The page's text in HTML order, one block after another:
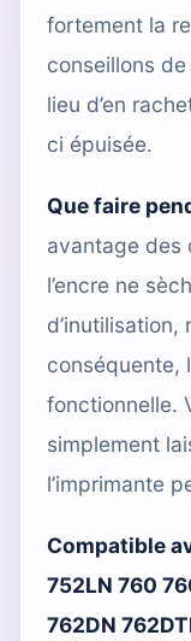
fortement la
conseillons de
lieu d’en
ci épuisée.
Que faire
avantage des
l’encre ne
conséquente,
fonctionnelle.
simplement
l’imprimante
Compatible
752LN 760
762DN